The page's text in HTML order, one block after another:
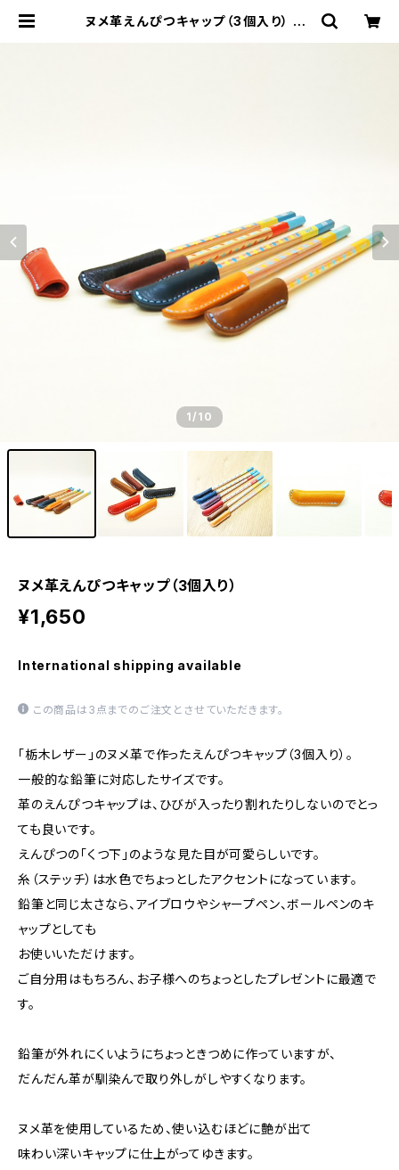
ヌメ革えんぴつキャップ（3個入り） | u
1/10
ヌメ革えんぴつキャップ（3個入り）
¥1,650
International shipping available
この商品は3点までのご注文とさせていただきます。
「栃木レザー」のヌメ革で作ったえんぴつキャップ（3個入り）。
一般的な鉛筆に対応したサイズです。
革のえんぴつキャップは、ひびが入ったり割れたりしないのでとっ
ても良いです。
えんぴつの「くつ下」のような見た目が可愛らしいです。
糸（ステッチ）は水色でちょっとしたアクセントになっています。
鉛筆と同じ太さなら、アイブロウやシャープペン、ボールペンのキ
ャップとしても
お使いいただけます。
ご自分用はもちろん、お子様へのちょっとしたプレゼントに最適で
す。
鉛筆が外れにくいようにちょっときつめに作っていますが、
だんだん革が馴染んで取り外しがしやすくなります。
ヌメ革を使用しているため、使い込むほどに艶が出て
味わい深いキャップに仕上がってゆきます。